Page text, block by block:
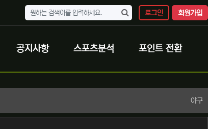
로그인 회원가입
공지사항 스포츠분석 포인트 전환
야구